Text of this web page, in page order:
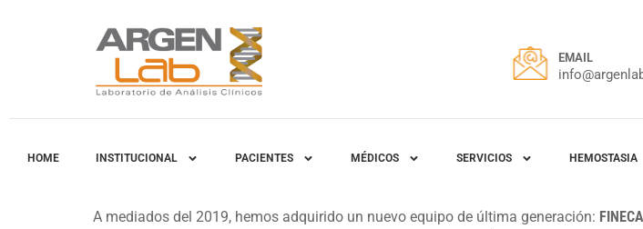
EMAIL
HOME INSTITUCIONAL PACIENTES MÉDICOS SERVICIOS HEMOSTASIA
A mediados del 2019, hemos adquirido un nuevo equipo de última generación: